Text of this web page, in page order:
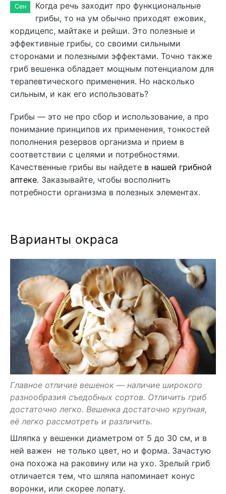
Сен
Когда речь заходит про функциональные
грибы, то на ум обычно приходят ежовик,
кордицепс, майтаке и рейши. Это полезные и
эффективные грибы, со своими сильными
сторонами и полезными эффектами. Точно также
гриб вешенка обладает мощным потенциалом для
терапевтического применения. Но насколько
сильным, и как его использовать?
Грибы — это не про сбор и использование, а про
понимание принципов их применения, тонкостей
пополнения резервов организма и прием в
соответствии с целями и потребностями.
Качественные грибы вы найдете в нашей грибной
аптеке. Заказывайте, чтобы восполнить
потребности организма в полезных элементах.
Варианты окраса
Главное отличие вешенок — наличие широкого
разнообразия съедобных сортов. Отличить гриб
достаточно легко. Вешенка достаточно крупная,
её легко рассмотреть и различить.
Шляпка у вешенки диаметром от 5 до 30 см, и в
ней важен не только цвет, но и форма. Зачастую
она похожа на раковину или на ухо. Зрелый гриб
отличается тем, что шляпа напоминает конус
воронки, или скорее лопату.